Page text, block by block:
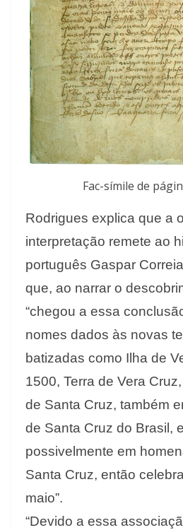
Fac-símile de
Rodrigues explica que a
interpretação remete ao
português Gaspar
que, ao narrar o
“chegou a essa
nomes dados às novas
batizadas como Ilha de
1500, Terra de Vera
de Santa Cruz, também
de Santa Cruz do Brasil,
possivelmente em
Santa Cruz, então
maio”.
“Devido a essa